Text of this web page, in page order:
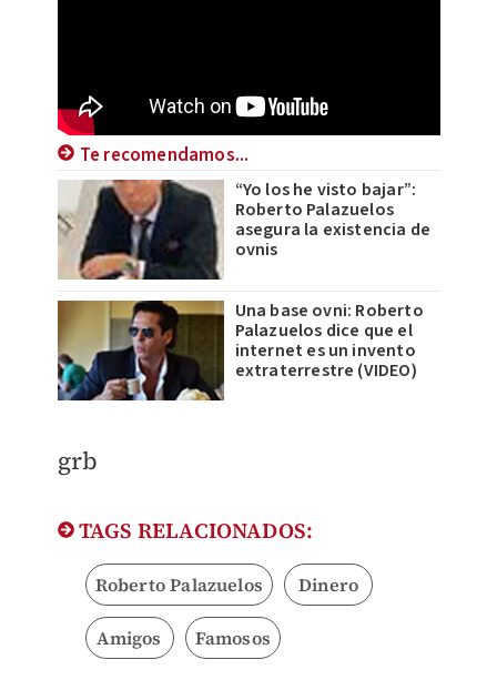
Te recomendamos...
“Yo los he visto bajar”:
Roberto Palazuelos
asegura la existencia de
ovnis
Una base ovni: Roberto
Palazuelos dice que el
internet es un invento
extraterrestre (VIDEO)
​grb
TAGS RELACIONADOS:
Roberto Palazuelos Dinero
Amigos Famosos